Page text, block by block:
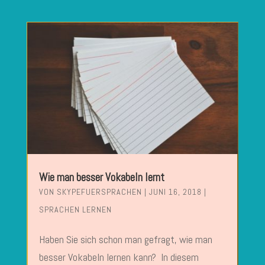
Wie man besser Vokabeln lernt
VON SKYPEFUERSPRACHEN | JUNI 16, 2018 |
SPRACHEN LERNEN
Haben Sie sich schon man gefragt, wie man
besser Vokabeln lernen kann? In diesem